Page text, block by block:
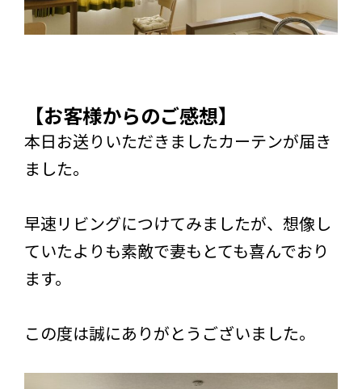
【お客様からのご感想】
本日お送りいただきましたカーテンが届き
ました。
早速リビングにつけてみましたが、想像し
ていたよりも素敵で妻もとても喜んでおり
ます。
この度は誠にありがとうございました。